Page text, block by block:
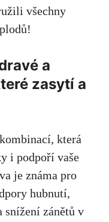
všechny
a
zasytí a
která
i podpoří vaše
je známa pro
hubnutí,
snížení zánětů v